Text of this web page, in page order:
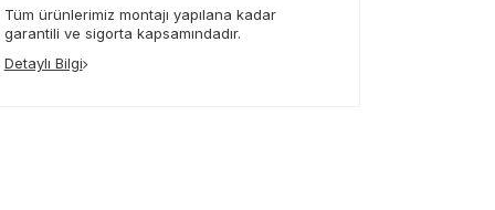
Tüm ürünlerimiz montajı yapılana kadar
garantili ve sigorta kapsamındadır.
Detaylı Bilgi